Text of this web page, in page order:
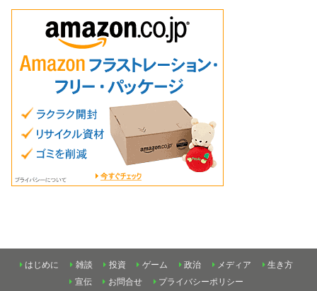
はじめに 雑談 投資 ゲーム 政治 メディア
生き方
宣伝
お問合せ プライバシーポリシー